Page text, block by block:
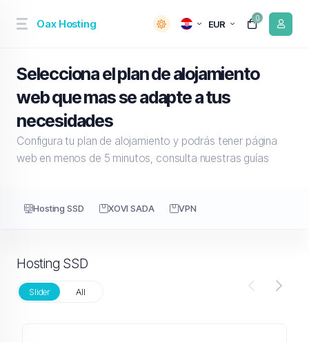
Oax Hosting EUR
0
Selecciona el plan de alojamiento
web que mas se adapte a tus
necesidades
Configura tu plan de alojamiento y podrás tener página
web en menos de 5 minutos, consulta nuestras guías
Hosting SSD XOVI SADA VPN
Hosting SSD
Slider All